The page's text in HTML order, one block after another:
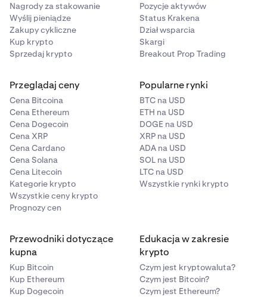
Nagrody za stakowanie
Wyślij pieniądze
Zakupy cykliczne
Kup krypto
Sprzedaj krypto
Pozycje aktywów
Status Krakena
Dział wsparcia
Skargi
Breakout Prop Trading
Przeglądaj ceny
Cena Bitcoina
Cena Ethereum
Cena Dogecoin
Cena XRP
Cena Cardano
Cena Solana
Cena Litecoin
Kategorie krypto
Wszystkie ceny krypto
Prognozy cen
Popularne rynki
BTC na USD
ETH na USD
DOGE na USD
XRP na USD
ADA na USD
SOL na USD
LTC na USD
Wszystkie rynki krypto
Przewodniki dotyczące
kupna
Kup Bitcoin
Kup Ethereum
Kup Dogecoin
Edukacja w zakresie
krypto
Czym jest kryptowaluta?
Czym jest Bitcoin?
Czym jest Ethereum?